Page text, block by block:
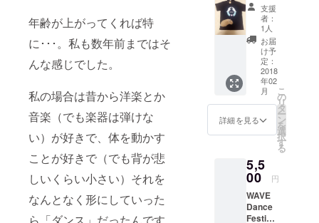
年齢が上がってくれば特
に･･･。私も数年前まではそ
んな感じでした。
私の場合は昔から洋楽とか
音楽（でも楽器は弾けな
い）が好きで、体を動かす
ことが好きで（でも背が悲
しいくらい小さい）それを
なんとなく形にしていった
支援
者：
1人
お届
け予
定：
2018
年02
月
詳細を見る
こ
の
リ
タ
ー
ン
を
選
択
す
る
5,5
00 円
WAVE
Dance
Festival